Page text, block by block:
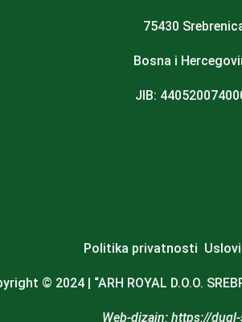
75430
Bosna i
JIB:
Politika privatnosti
© 2024 | “ARH ROYAL D.O.O.
Web-dizajn: https://